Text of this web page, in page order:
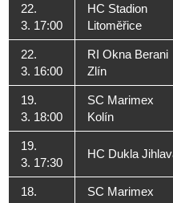
22.
3. 17:00
HC Stadion
Litoměřice
22.
3. 16:00
RI Okna Berani
Zlín
19.
3. 18:00
SC Marimex
Kolín
19.
3. 17:30
HC Dukla
18.
SC Marimex